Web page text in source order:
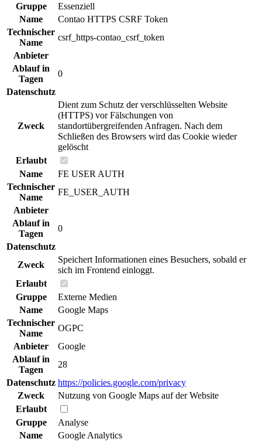
Gruppe
Essenziell
Name
Contao HTTPS CSRF Token
Technischer
Name
csrf_https-contao_csrf_token
Anbieter
Ablauf in
Tagen
0
Datenschutz
Zweck
Dient zum Schutz der verschlüsselten Website
(HTTPS) vor Fälschungen von
standortübergreifenden Anfragen. Nach dem
Schließen des Browsers wird das Cookie wieder
gelöscht
Erlaubt
Name
FE USER AUTH
Technischer
Name
FE_USER_AUTH
Anbieter
Ablauf in
Tagen
0
Datenschutz
Zweck
Speichert Informationen eines Besuchers, sobald er
sich im Frontend einloggt.
Erlaubt
Gruppe
Externe Medien
Name
Google Maps
Technischer
Name
OGPC
Anbieter
Google
Ablauf in
Tagen
28
Datenschutz https://policies.google.com/privacy
Zweck
Nutzung von Google Maps auf der Website
Erlaubt
Gruppe
Analyse
Name
Google Analytics